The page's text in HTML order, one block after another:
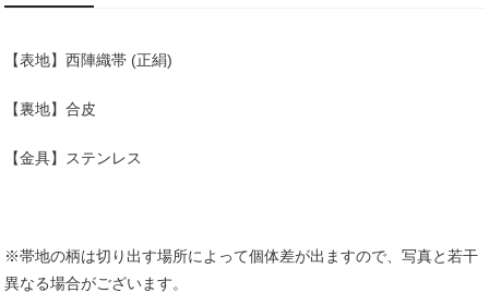
【表地】西陣織帯 (正絹)
【裏地】合皮
【金具】ステンレス
※帯地の柄は切り出す場所によって個体差が出ますので、写真と若干
異なる場合がございます。